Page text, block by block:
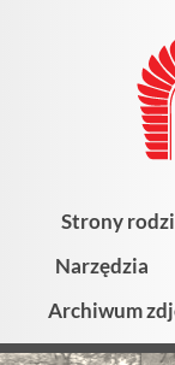
Strony
Narzędzia
Archiwum